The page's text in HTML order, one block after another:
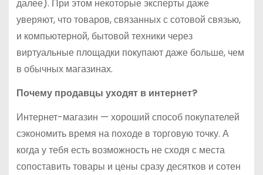
далее). При этом некоторые эксперты даже
уверяют, что товаров, связанных с сотовой связью,
и компьютерной, бытовой техники через
виртуальные площадки покупают даже больше, чем
в обычных магазинах.
Почему продавцы уходят в интернет?
Интернет-магазин — хороший способ покупателей
сэкономить время на походе в торговую точку. А
когда у тебя есть возможность не сходя с места
сопоставить товары и цены сразу десятков и сотен